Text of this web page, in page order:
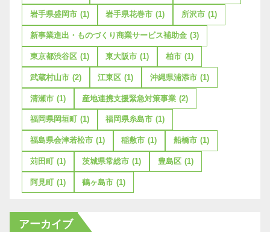
岩手県盛岡市 (1) 岩手県花巻市 (1) 所沢市 (1)
新事業進出・ものづくり商業サービス補助金 (3)
東京都渋谷区 (1) 東大阪市 (1) 柏市 (1)
武蔵村山市 (2) 江東区 (1) 沖縄県浦添市 (1)
清瀬市 (1) 産地連携支援緊急対策事業 (2)
福岡県岡垣町 (1) 福岡県糸島市 (1)
福島県会津若松市 (1) 稲敷市 (1) 船橋市 (1)
苅田町 (1) 茨城県常総市 (1) 豊島区 (1)
阿見町 (1) 鶴ヶ島市 (1)
アーカイブ